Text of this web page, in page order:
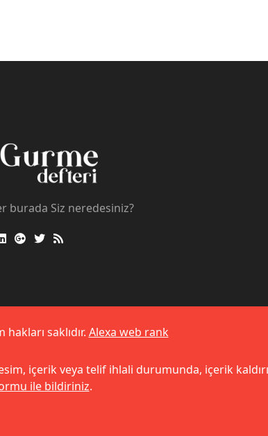
burada Siz neredesiniz?
saklıdır. Alexa web rank
içerik veya telif ihlali durumunda, içerik
ile bildiriniz.